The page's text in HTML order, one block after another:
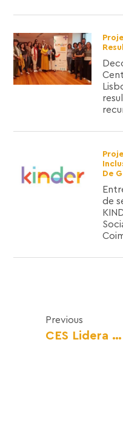
De
de
Previous
CES Lidera Projecto Para Combater Estereótipos De Género Na Infância